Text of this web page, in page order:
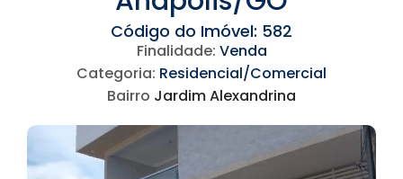
Código do Imóvel: 582
Finalidade: Venda
Categoria: Residencial/Comercial
Bairro Jardim Alexandrina